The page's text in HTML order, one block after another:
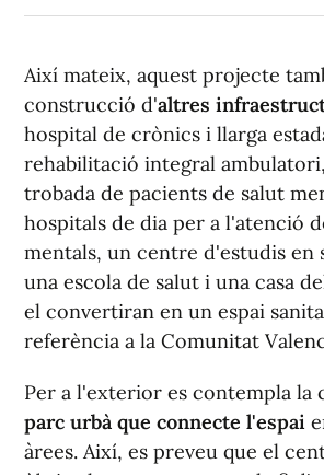
Així mateix, aquest projecte
construcció d'altres
hospital de crònics i llarga
rehabilitació integral
trobada de pacients de salut
hospitals de dia per a l'atenció
mentals, un centre d'estudis en
una escola de salut i una casa
el convertiran en un espai
referència a la Comunitat
Per a l'exterior es contempla la
parc urbà que connecte l'espai
àrees. Així, es preveu que el